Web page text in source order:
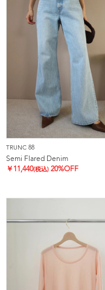
TRUNC 88
Semi Flared Denim
￥ 11,440(税込) 20%OFF